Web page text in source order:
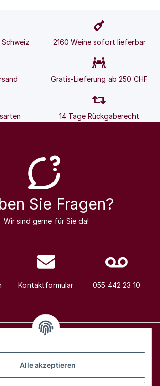
Alle akzeptieren
2160 Weine sofort lieferbar
Gratis-Lieferung ab 250 CHF
14 Tage Rückgaberecht
Sie Fragen?
Wir sind gerne für Sie da!
Kontaktformular 055 442 23 10